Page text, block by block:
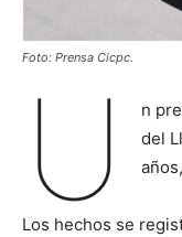
Foto: Prensa Cicpc.
U
n
del
Los hechos se